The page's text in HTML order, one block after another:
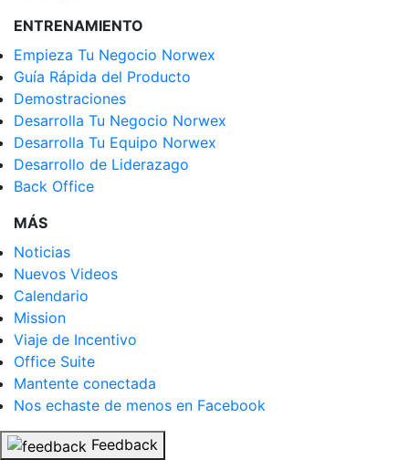
ENTRENAMIENTO
Empieza Tu Negocio Norwex
Guía Rápida del Producto
Demostraciones
Desarrolla Tu Negocio Norwex
Desarrolla Tu Equipo Norwex
Desarrollo de Liderazago
Back Office
MÁS
Noticias
Nuevos Videos
Calendario
Mission
Viaje de Incentivo
Office Suite
Mantente conectada
Nos echaste de menos en Facebook
Feedback